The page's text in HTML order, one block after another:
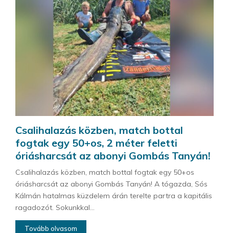
Csalihalazás közben, match bottal
fogtak egy 50+os, 2 méter feletti
óriásharcsát az abonyi Gombás Tanyán!
Csalihalazás közben, match bottal fogtak egy 50+os
óriásharcsát az abonyi Gombás Tanyán! A tógazda, Sós
Kálmán hatalmas küzdelem árán terelte partra a kapitális
ragadozót. Sokunkkal...
Tovább olvasom